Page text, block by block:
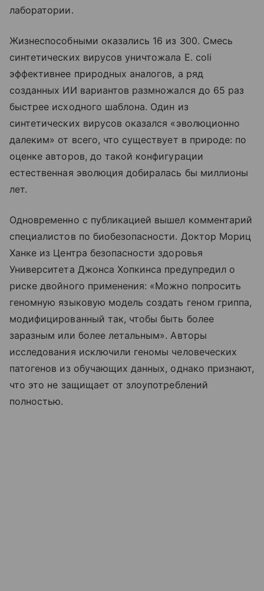
лаборатории.
Жизнеспособными оказались 16 из 300. Смесь
синтетических вирусов уничтожала E. coli
эффективнее природных аналогов, а ряд
созданных ИИ вариантов размножался до 65 раз
быстрее исходного шаблона. Один из
синтетических вирусов оказался «эволюционно
далеким» от всего, что существует в природе: по
оценке авторов, до такой конфигурации
естественная эволюция добиралась бы миллионы
лет.
Одновременно с публикацией вышел комментарий
специалистов по биобезопасности. Доктор Мориц
Ханке из Центра безопасности здоровья
Университета Джонса Хопкинса предупредил о
риске двойного применения: «Можно попросить
геномную языковую модель создать геном гриппа,
модифицированный так, чтобы быть более
заразным или более летальным». Авторы
исследования исключили геномы человеческих
патогенов из обучающих данных, однако признают,
что это не защищает от злоупотреблений
полностью.